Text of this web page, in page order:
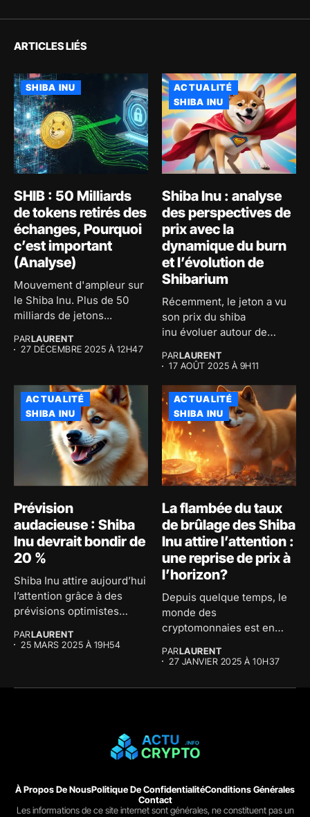
ARTICLES LIÉS
SHIBA INU
SHIB : 50 Milliards
de tokens retirés des
échanges, Pourquoi
c’est important
(Analyse)
Mouvement d'ampleur sur
le Shiba Inu. Plus de 50
milliards de jetons...
PARLAURENT
27 DÉCEMBRE 2025 À 12H47
ACTUALITÉ
SHIBA INU
Shiba Inu : analyse
des perspectives de
prix avec la
dynamique du burn
et l’évolution de
Shibarium
Récemment, le jeton a vu
son prix du shiba
inu évoluer autour de
PARLAURENT
17 AOÛT 2025 À 9H11
ACTUALITÉ
SHIBA INU
Prévision
audacieuse : Shiba
Inu devrait bondir de
20 %
Shiba Inu attire aujourd’hui
l’attention grâce à des
prévisions optimistes
PARLAURENT
25 MARS 2025 À 19H54
ACTUALITÉ
SHIBA INU
La flambée du taux
de brûlage des Shiba
Inu attire l’attention :
une reprise de prix à
l’horizon?
Depuis quelque temps, le
monde des
cryptomonnaies est en
PARLAURENT
27 JANVIER 2025 À 10H37
À Propos De NousPolitique De ConfidentialitéConditions Générales
Contact
Les informations de ce site internet sont générales, ne constituent pas un